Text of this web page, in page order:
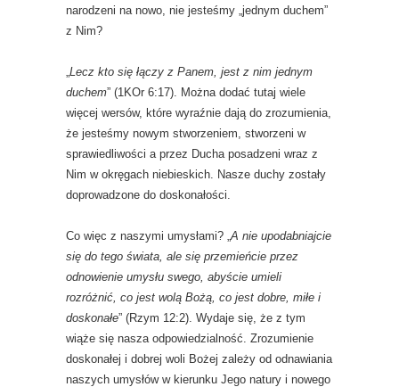
narodzeni na nowo, nie jesteśmy „jednym duchem”
z Nim?
Lecz kto się łączy z Panem, jest z nim jednym
duchem” (1KOr 6:17). Można dodać tutaj wiele
więcej wersów, które wyraźnie dają do zrozumienia,
że jesteśmy nowym stworzeniem, stworzeni w
sprawiedliwości a przez Ducha posadzeni wraz z
Nim w okręgach niebieskich. Nasze duchy zostały
doprowadzone do doskonałości.
Co więc z naszymi umysłami? „ A nie upodabniajcie
się do tego świata, ale się przemieńcie przez
odnowienie umysłu swego, abyście umieli
rozróżnić, co jest wolą Bożą, co jest dobre, miłe i
doskonałe” (Rzym 12:2). Wydaje się, że z tym
wiąże się nasza odpowiedzialność. Zrozumienie
doskonałej i dobrej woli Bożej zależy od odnawiania
naszych umysłów w kierunku Jego natury i nowego